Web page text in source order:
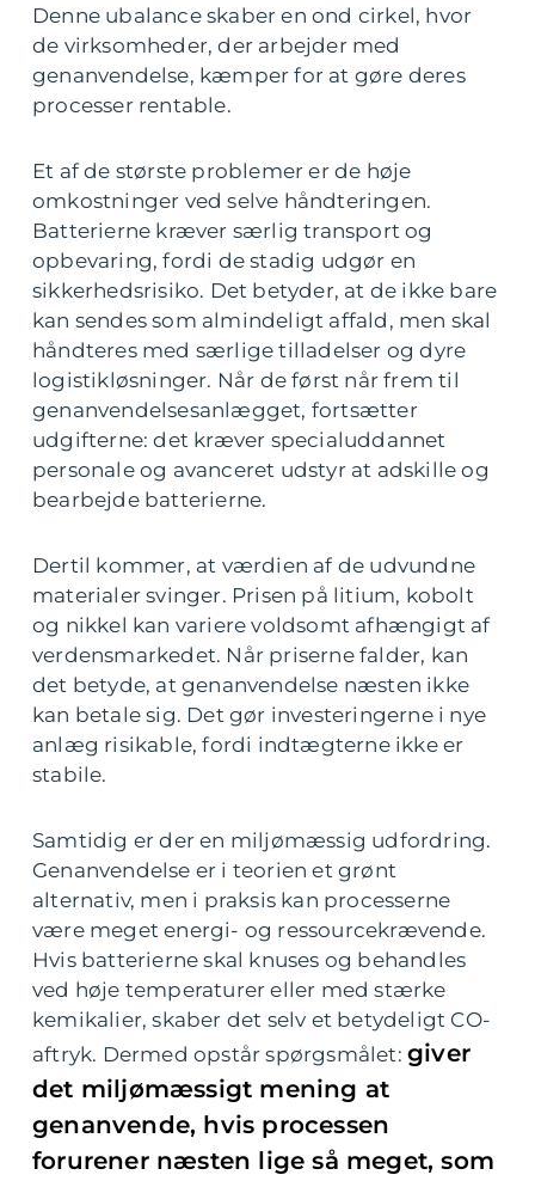
Denne ubalance skaber en ond cirkel, hvor
de virksomheder, der arbejder med
genanvendelse, kæmper for at gøre deres
processer rentable.
Et af de største problemer er de høje
omkostninger ved selve håndteringen.
Batterierne kræver særlig transport og
opbevaring, fordi de stadig udgør en
sikkerhedsrisiko. Det betyder, at de ikke bare
kan sendes som almindeligt affald, men skal
håndteres med særlige tilladelser og dyre
logistikløsninger. Når de først når frem til
genanvendelsesanlægget, fortsætter
udgifterne: det kræver specialuddannet
personale og avanceret udstyr at adskille og
bearbejde batterierne.
Dertil kommer, at værdien af de udvundne
materialer svinger. Prisen på litium, kobolt
og nikkel kan variere voldsomt afhængigt af
verdensmarkedet. Når priserne falder, kan
det betyde, at genanvendelse næsten ikke
kan betale sig. Det gør investeringerne i nye
anlæg risikable, fordi indtægterne ikke er
stabile.
Samtidig er der en miljømæssig udfordring.
Genanvendelse er i teorien et grønt
alternativ, men i praksis kan processerne
være meget energi- og ressourcekrævende.
Hvis batterierne skal knuses og behandles
ved høje temperaturer eller med stærke
kemikalier, skaber det selv et betydeligt CO-
aftryk. Dermed opstår spørgsmålet:giver
det miljømæssigt mening at
genanvende, hvis processen
forurener næsten lige så meget, som